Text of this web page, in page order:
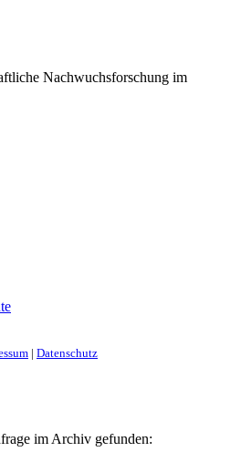
Nachwuchsforschung im
| Datenschutz
im Archiv gefunden: